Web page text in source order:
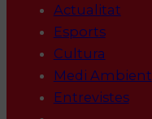
Actualitat
Esports
Cultura
Medi Ambient
Entrevistes